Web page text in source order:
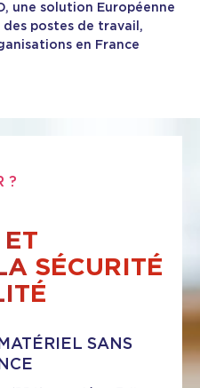
une solution Européenne
postes de travail,
en France
?
ET
SÉCURITÉ
SANS